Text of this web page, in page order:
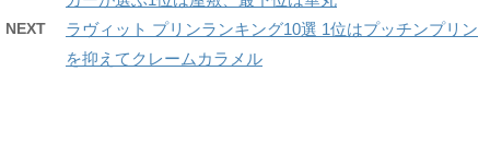
NEXT
ラヴィット プリンランキング10選 1位はプッチンプリン
を抑えてクレームカラメル